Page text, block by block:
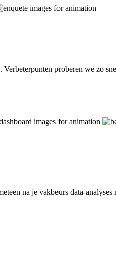
proberen we zo
na je vakbeurs data-analyses